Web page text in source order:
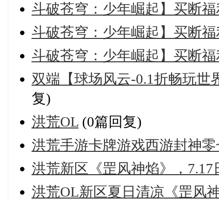
斗破苍穹：少年崛起】买断
斗破苍穹：少年崛起】买断
斗破苍穹：少年崛起】买断
双端【球场风云-0.1折畅玩世
复)
洪荒OL (0篇回复)
洪荒手游卡牌游戏西游封神
洪荒新区《罡风神焰》，7.17
洪荒OL新区夏日清凉《罡风